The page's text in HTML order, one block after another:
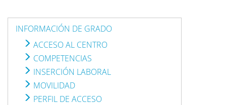
INFORMACIÓN DE GRADO
ACCESO AL CENTRO
COMPETENCIAS
INSERCIÓN LABORAL
MOVILIDAD
PERFIL DE ACCESO